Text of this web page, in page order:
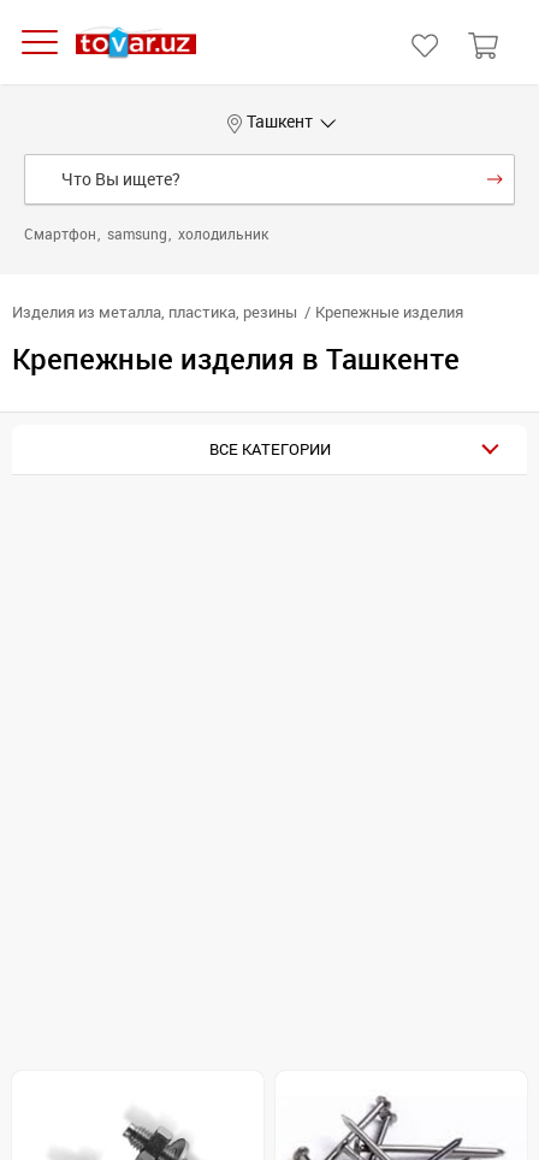
Ташкент
Смартфон samsung холодильник
Изделия из металла, пластика, резины Крепежные изделия
Крепежные изделия в Ташкенте
ВСЕ КАТЕГОРИИ